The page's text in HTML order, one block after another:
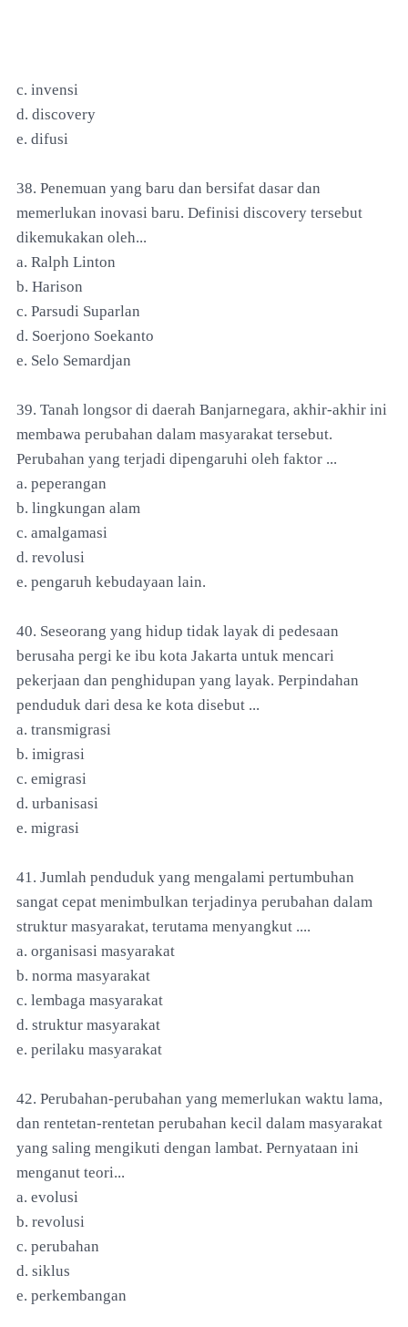
c. invensi
d. discovery
e. difusi
38. Penemuan yang baru dan bersifat dasar dan
memerlukan inovasi baru. Definisi discovery tersebut
dikemukakan oleh...
a. Ralph Linton
b. Harison
c. Parsudi Suparlan
d. Soerjono Soekanto
e. Selo Semardjan
39. Tanah longsor di daerah Banjarnegara, akhir-akhir ini
membawa perubahan dalam masyarakat tersebut.
Perubahan yang terjadi dipengaruhi oleh faktor ...
a. peperangan
b. lingkungan alam
c. amalgamasi
d. revolusi
e. pengaruh kebudayaan lain.
40. Seseorang yang hidup tidak layak di pedesaan
berusaha pergi ke ibu kota Jakarta untuk mencari
pekerjaan dan penghidupan yang layak. Perpindahan
penduduk dari desa ke kota disebut ...
a. transmigrasi
b. imigrasi
c. emigrasi
d. urbanisasi
e. migrasi
41. Jumlah penduduk yang mengalami pertumbuhan
sangat cepat menimbulkan terjadinya perubahan dalam
struktur masyarakat, terutama menyangkut ....
a. organisasi masyarakat
b. norma masyarakat
c. lembaga masyarakat
d. struktur masyarakat
e. perilaku masyarakat
42. Perubahan-perubahan yang memerlukan waktu lama,
dan rentetan-rentetan perubahan kecil dalam masyarakat
yang saling mengikuti dengan lambat. Pernyataan ini
menganut teori...
a. evolusi
b. revolusi
c. perubahan
d. siklus
e. perkembangan